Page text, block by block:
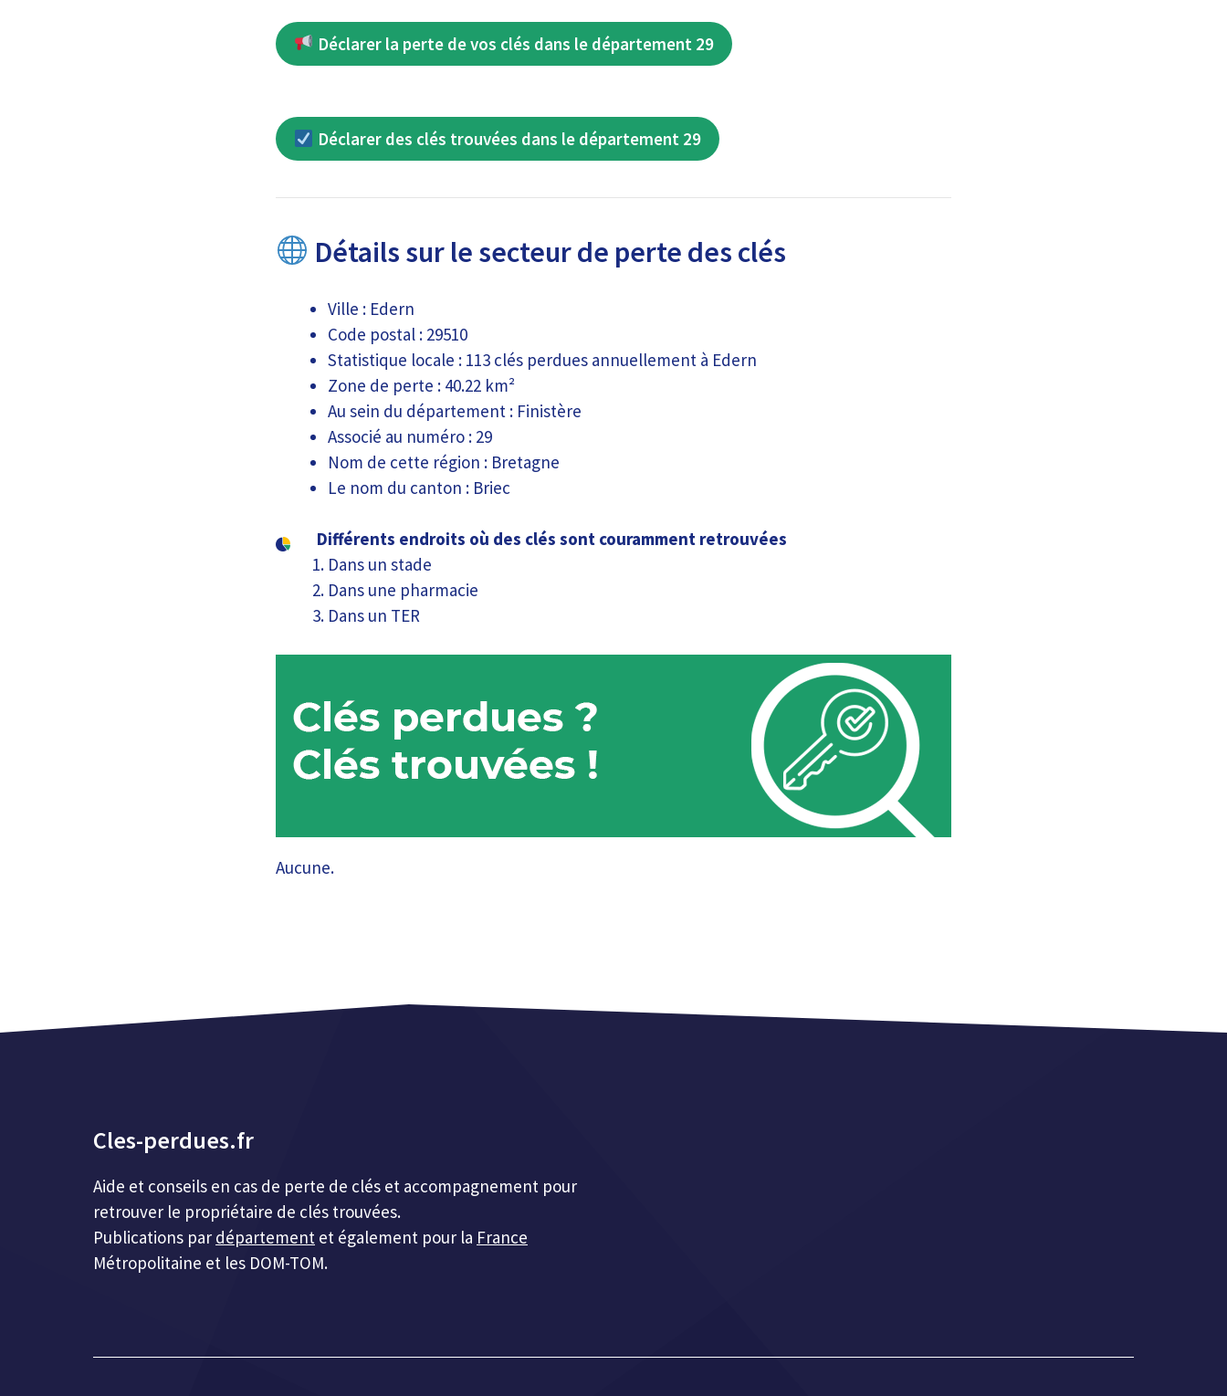
Déclarer la perte de vos clés dans le département 29
Déclarer des clés trouvées dans le département 29
Détails sur le secteur de perte des clés
Ville : Edern
Code postal : 29510
Statistique locale : 113 clés perdues annuellement à Edern
Zone de perte : 40.22 km²
Au sein du département : Finistère
Associé au numéro : 29
Nom de cette région : Bretagne
Le nom du canton : Briec
Différents endroits où des clés sont couramment retrouvées
Dans un stade
Dans une pharmacie
Dans un TER
Aucune.
Cles-perdues.fr
Aide et conseils en cas de perte de clés et accompagnement pour
retrouver le propriétaire de clés trouvées.
Publications par département et également pour la France
Métropolitaine et les DOM-TOM.